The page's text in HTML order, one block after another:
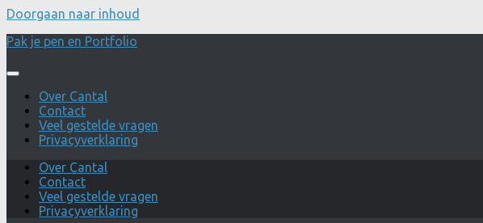
Doorgaan naar inhoud
Pak je pen en Portfolio
Over Cantal
Contact
Veel gestelde vragen
Privacyverklaring
Over Cantal
Contact
Veel gestelde vragen
Privacyverklaring